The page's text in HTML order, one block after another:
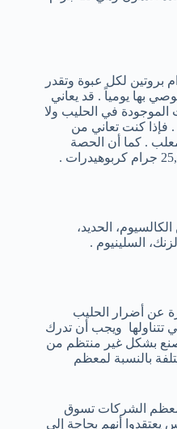
المعلب علي 17,1 جرام بروتين لكل عبوة وتقدر
الموصي بها يومياً . قد يعاني
الموجودة في الحليب ولا
فإذا كنت تعاني من
. كما أن الحصة
الحديد،
السلينيوم .
عن أضرار الحليب
تتناولها ويجب أن تدرك
بشكل غير منتظم من
بالنسبة لمعظم
معظم الشركات تسوق
يعتقدوا أنهم بحاجة إلي